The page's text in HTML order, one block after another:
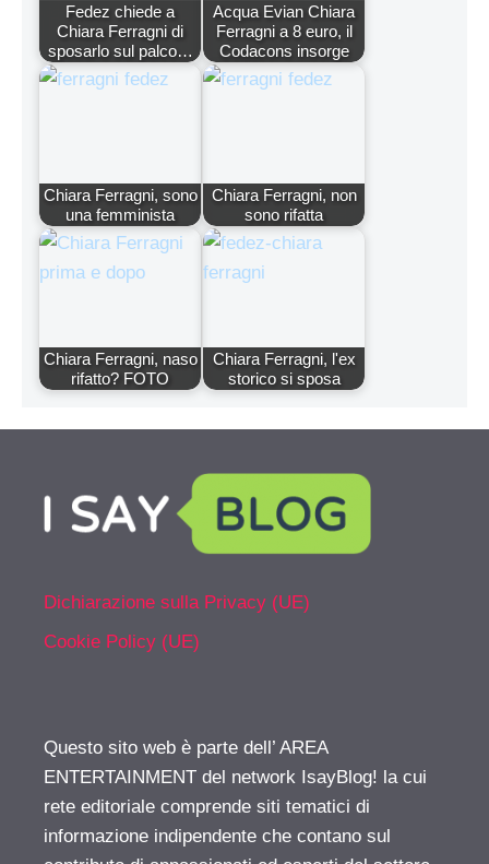
Fedez chiede a
Chiara Ferragni di
sposarlo sul palco…
Acqua Evian Chiara
Ferragni a 8 euro, il
Codacons insorge
Chiara Ferragni, sono
una femminista
Chiara Ferragni, non
sono rifatta
Chiara Ferragni, naso
rifatto? FOTO
Chiara Ferragni, l'ex
storico si sposa
Dichiarazione sulla Privacy (UE)
Cookie Policy (UE)
Questo sito web è parte dell’ AREA
ENTERTAINMENT del network IsayBlog! la cui
rete editoriale comprende siti tematici di
informazione indipendente che contano sul